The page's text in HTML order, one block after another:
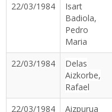
22/03/1984
Isart
Badiola,
Pedro
Maria
22/03/1984
Delas
Aizkorbe,
Rafael
22/03/1984
Aizpurua